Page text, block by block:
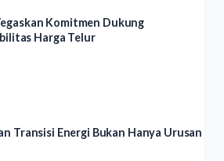
Komitmen Dukung
Harga Telur
Transisi Energi Bukan Hanya Urusan